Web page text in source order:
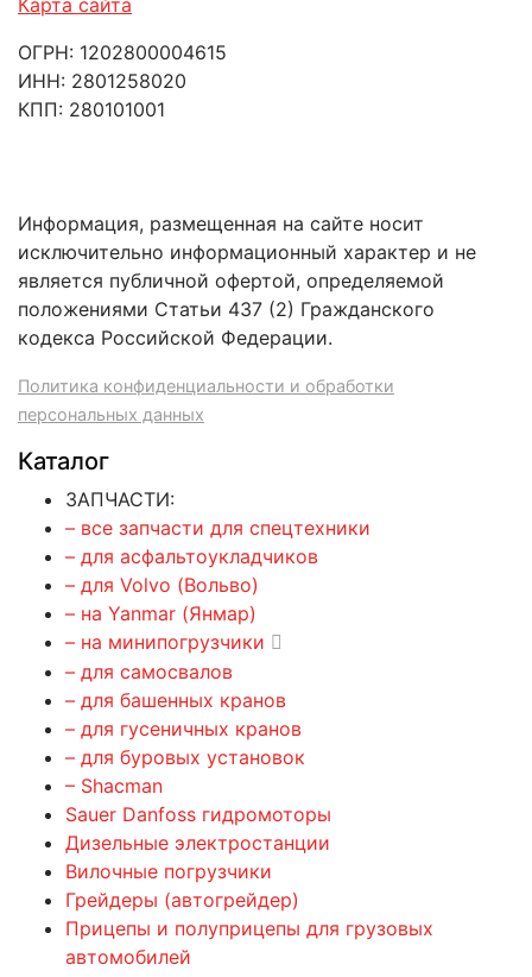
Карта сайта
ОГРН: 1202800004615
ИНН: 2801258020
КПП: 280101001
Информация, размещенная на сайте носит
исключительно информационный характер и не
является публичной офертой, определяемой
положениями Статьи 437 (2) Гражданского
кодекса Российской Федерации.
Политика конфиденциальности и обработки
персональных данных
Каталог
ЗАПЧАСТИ:
– все запчасти для спецтехники
– для асфальтоукладчиков
– для Volvo (Вольво)
– на Yanmar (Янмар)
– на минипогрузчики
– для самосвалов
– для башенных кранов
– для гусеничных кранов
– для буровых установок
– Shacman
Sauer Danfoss гидромоторы
Дизельные электростанции
Вилочные погрузчики
Грейдеры (автогрейдер)
Прицепы и полуприцепы для грузовых
автомобилей